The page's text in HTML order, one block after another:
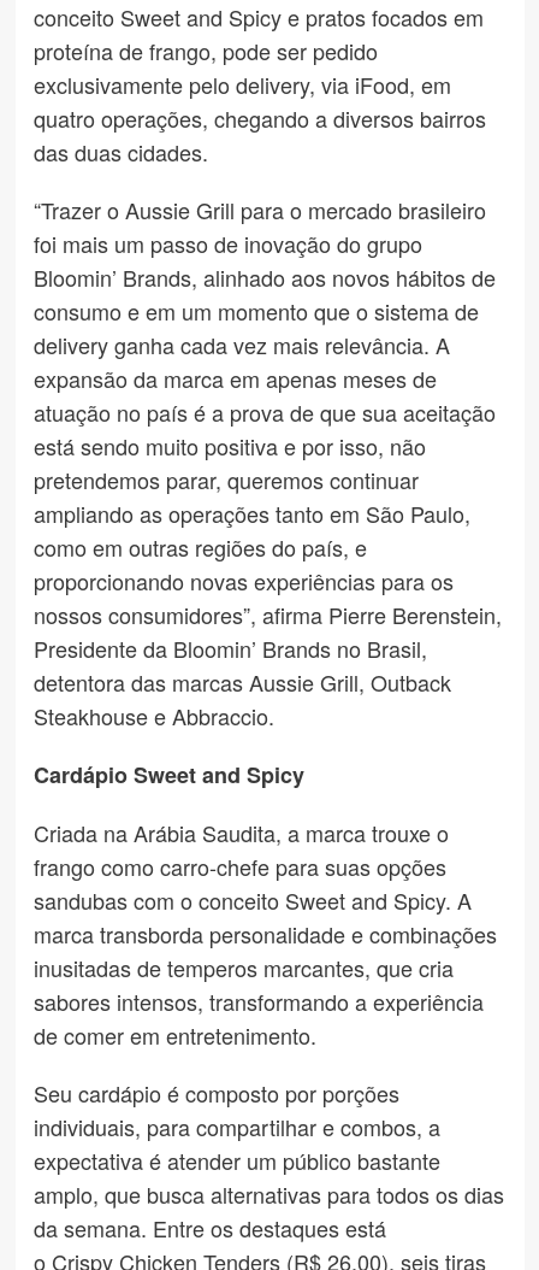
conceito Sweet and Spicy e pratos focados em
proteína de frango, pode ser pedido
exclusivamente pelo delivery, via iFood, em
quatro operações, chegando a diversos bairros
das duas cidades.
“Trazer o Aussie Grill para o mercado brasileiro
foi mais um passo de inovação do grupo
Bloomin’ Brands, alinhado aos novos hábitos de
consumo e em um momento que o sistema de
delivery ganha cada vez mais relevância. A
expansão da marca em apenas meses de
atuação no país é a prova de que sua aceitação
está sendo muito positiva e por isso, não
pretendemos parar, queremos continuar
ampliando as operações tanto em São Paulo,
como em outras regiões do país, e
proporcionando novas experiências para os
nossos consumidores”, afirma Pierre Berenstein,
Presidente da Bloomin’ Brands no Brasil,
detentora das marcas Aussie Grill, Outback
Steakhouse e Abbraccio.
Cardápio Sweet and Spicy
Criada na Arábia Saudita, a marca trouxe o
frango como carro-chefe para suas opções
sandubas com o conceito Sweet and Spicy. A
marca transborda personalidade e combinações
inusitadas de temperos marcantes, que cria
sabores intensos, transformando a experiência
de comer em entretenimento.
Seu cardápio é composto por porções
individuais, para compartilhar e combos, a
expectativa é atender um público bastante
amplo, que busca alternativas para todos os dias
da semana. Entre os destaques está
o Crispy Chicken Tenders (R$ 26,00), seis tiras